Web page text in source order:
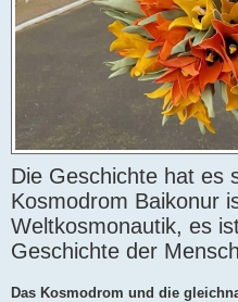
Die Geschichte hat es
Kosmodrom Baikonur
Weltkosmonautik, es
Geschichte der
Das Kosmodrom und die